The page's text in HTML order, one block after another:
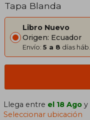
Tapa Blanda
Libro Nuevo
Origen: Ecuador
Envío: 5 a 8 días háb.
Llega entre el 18 Ago y
Seleccionar ubicación